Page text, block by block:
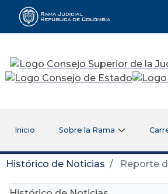
Rama Judicial
Inicio Sobre la Rama
Histórico de Noticias Reporte